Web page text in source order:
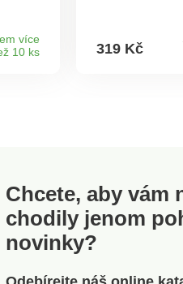
více
10 ks
lépe.Na výběr
barev.Materiál
319 Kč
Chcete, aby vám
chodily jenom
novinky?